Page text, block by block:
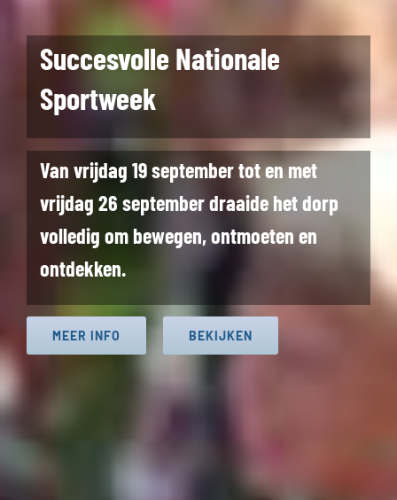
Succesvolle Nationale
Sportweek
Van vrijdag 19 september tot en met
vrijdag 26 september draaide het dorp
volledig om bewegen, ontmoeten en
ontdekken.
MEER INFO BEKIJKEN